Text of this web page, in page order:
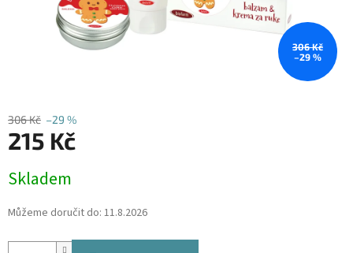
306 Kč
–29 %
306 Kč –29 %
215 Kč
cena:
Skladem
Můžeme doručit do: 11.8.2026